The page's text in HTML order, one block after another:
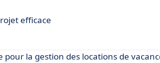
efficace
la gestion des locations de